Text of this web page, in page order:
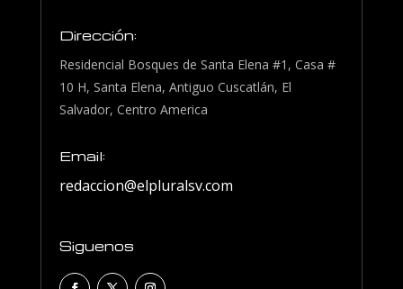
Dirección:
Residencial Bosques de Santa Elena #1, Casa #
10 H, Santa Elena, Antiguo Cuscatlán, El
Salvador, Centro America
Email:
redaccion@elpluralsv.com
Siguenos